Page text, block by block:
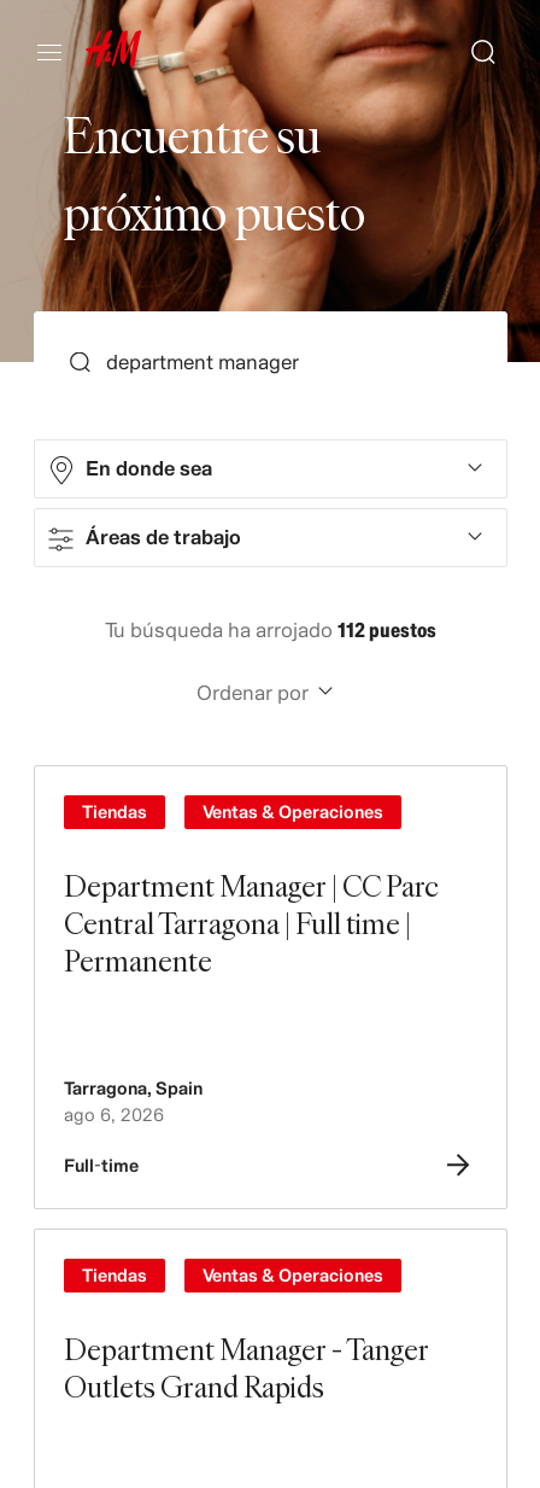
Encuentresu
próximopuesto
En donde sea
Áreas de trabajo
Tu búsqueda ha arrojado 112 puestos
Ordenar por
Department Manager | CC Parc
Central Tarragona | Full time |
Permanente
Tiendas Ventas & Operaciones
Tarragona, Spain
ago 6, 2026
Full-time
Department Manager - Tanger
Outlets Grand Rapids
Tiendas Ventas & Operaciones